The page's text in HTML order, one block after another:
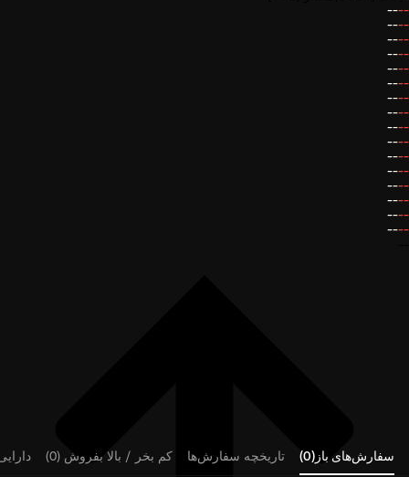
--
--
--
--
--
--
--
--
--
--
--
--
--
--
--
--
--
--
--
--
--
--
--
--
--
--
--
--
--
--
--
--
سفارش‌های باز(0) تاریخچه سفارش‌ها کم بخر / بالا بفروش (0)